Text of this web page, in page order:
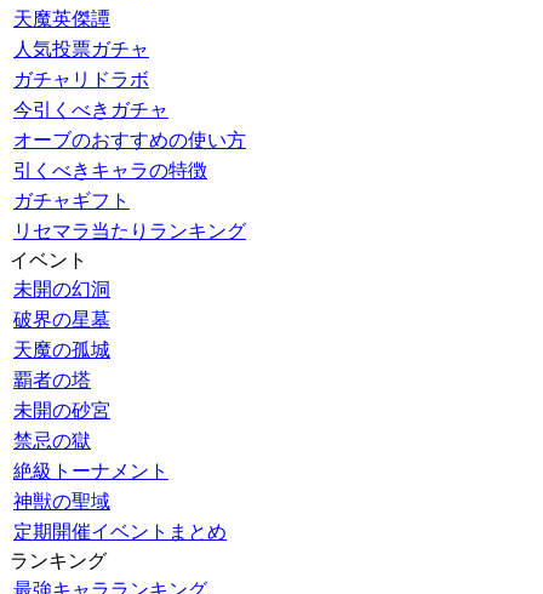
天魔英傑譚
人気投票ガチャ
ガチャリドラボ
今引くべきガチャ
オーブのおすすめの使い方
引くべきキャラの特徴
ガチャギフト
リセマラ当たりランキング
イベント
未開の幻洞
破界の星墓
天魔の孤城
覇者の塔
未開の砂宮
禁忌の獄
絶級トーナメント
神獣の聖域
定期開催イベントまとめ
ランキング
最強キャラランキング